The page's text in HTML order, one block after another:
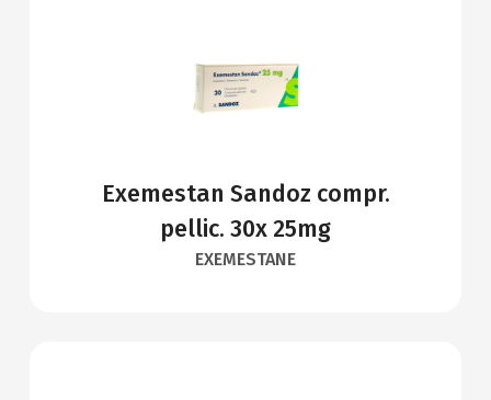
Exemestan Sandoz compr.
pellic. 30x 25mg
EXEMESTANE